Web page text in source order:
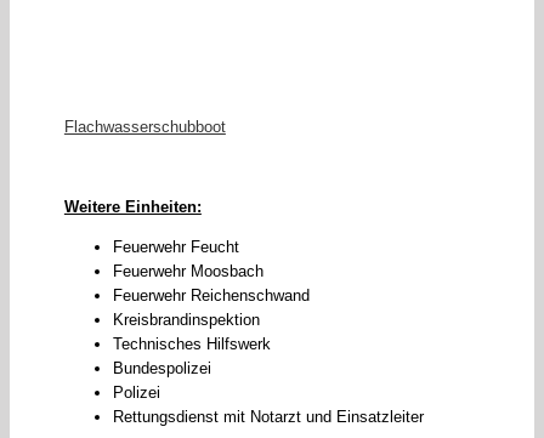
Flachwasserschubboot
Weitere Einheiten:
Feuerwehr Feucht
Feuerwehr Moosbach
Feuerwehr Reichenschwand
Kreisbrandinspektion
Technisches Hilfswerk
Bundespolizei
Polizei
Rettungsdienst mit Notarzt und Einsatzleiter